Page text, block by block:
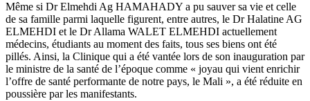
Même si Dr Elmehdi Ag HAMAHADY a pu sauver sa vie et celle
de sa famille parmi laquelle figurent, entre autres, le Dr Halatine AG
ELMEHDI et le Dr Allama WALET ELMEHDI actuellement
médecins, étudiants au moment des faits, tous ses biens ont été
pillés. Ainsi, la Clinique qui a été vantée lors de son inauguration par
le ministre de la santé de l’époque comme « joyau qui vient enrichir
l’offre de santé performante de notre pays, le Mali », a été réduite en
poussière par les manifestants.